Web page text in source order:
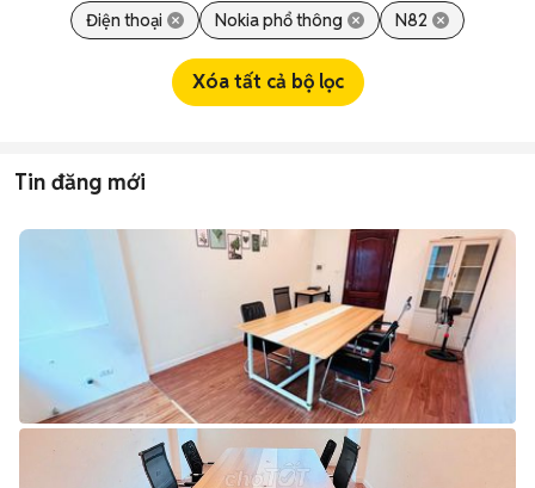
Điện thoại Nokia phổ thông N82
Xóa tất cả bộ lọc
Tin đăng mới